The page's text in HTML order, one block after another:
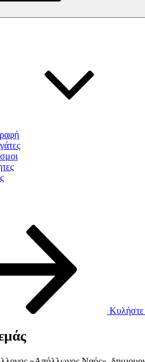
Κυλήστε